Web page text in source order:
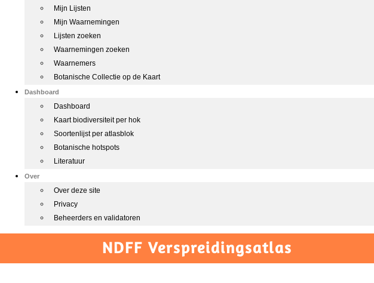
Mijn Lijsten
Mijn Waarnemingen
Lijsten zoeken
Waarnemingen zoeken
Waarnemers
Botanische Collectie op de Kaart
Dashboard
Dashboard
Kaart biodiversiteit per hok
Soortenlijst per atlasblok
Botanische hotspots
Literatuur
Over
Over deze site
Privacy
Beheerders en validatoren
NDFF Verspreidingsatlas